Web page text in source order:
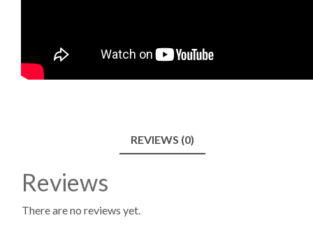
REVIEWS (0)
Reviews
There are no reviews yet.